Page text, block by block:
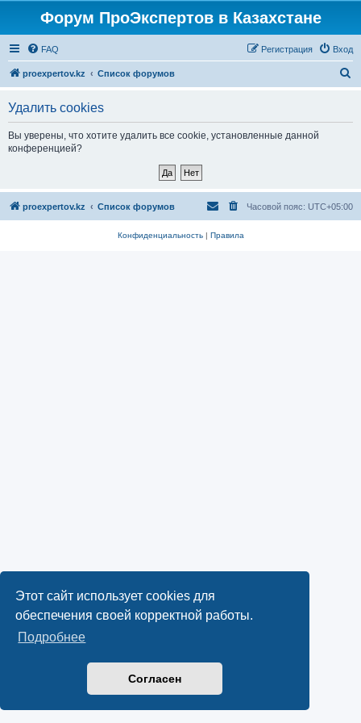
Этот сайт использует cookies для
обеспечения своей корректной работы.
Подробнее
Согласен
Форум ПроЭкспертов в Казахстане
FAQ Вход
Регистрация
proexpertov.kz Список форумов
Удалить cookies
Вы уверены, что хотите удалить все cookie, установленные данной
конференцией?
proexpertov.kz Список форумов Часовой пояс: UTC+05:00
Конфиденциальность| Правила